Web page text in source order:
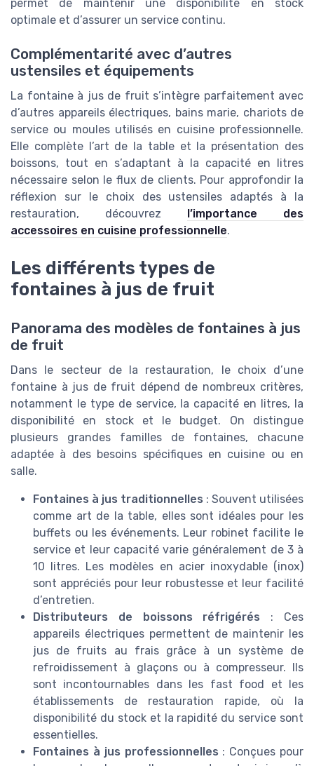
permet de maintenir une disponibilité en stock
optimale et d’assurer un service continu.
Complémentarité avec d’autres
ustensiles et équipements
La fontaine à jus de fruit s’intègre parfaitement avec
d’autres appareils électriques, bains marie, chariots de
service ou moules utilisés en cuisine professionnelle.
Elle complète l’art de la table et la présentation des
boissons, tout en s’adaptant à la capacité en litres
nécessaire selon le flux de clients. Pour approfondir la
réflexion sur le choix des ustensiles adaptés à la
restauration, découvrez l’importance des
accessoires en cuisine professionnelle.
Les différents types de
fontaines à jus de fruit
Panorama des modèles de fontaines à jus
de fruit
Dans le secteur de la restauration, le choix d’une
fontaine à jus de fruit dépend de nombreux critères,
notamment le type de service, la capacité en litres, la
disponibilité en stock et le budget. On distingue
plusieurs grandes familles de fontaines, chacune
adaptée à des besoins spécifiques en cuisine ou en
salle.
Fontaines à jus traditionnelles : Souvent utilisées
comme art de la table, elles sont idéales pour les
buffets ou les événements. Leur robinet facilite le
service et leur capacité varie généralement de 3 à
10 litres. Les modèles en acier inoxydable (inox)
sont appréciés pour leur robustesse et leur facilité
d’entretien.
Distributeurs de boissons réfrigérés : Ces
appareils électriques permettent de maintenir les
jus de fruits au frais grâce à un système de
refroidissement à glaçons ou à compresseur. Ils
sont incontournables dans les fast food et les
établissements de restauration rapide, où la
disponibilité du stock et la rapidité du service sont
essentielles.
Fontaines à jus professionnelles : Conçues pour